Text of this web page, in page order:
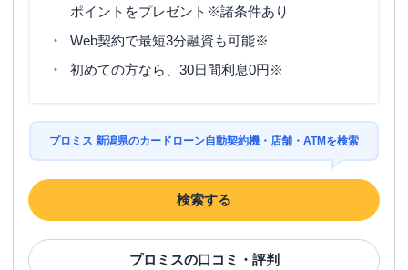
ポイントをプレゼント※諸条件あり
Web契約で最短3分融資も可能※
初めての方なら、30日間利息0円※
プロミス 新潟県のカードローン自動契約機・店舗・ATMを検索
検索する
プロミスの口コミ・評判